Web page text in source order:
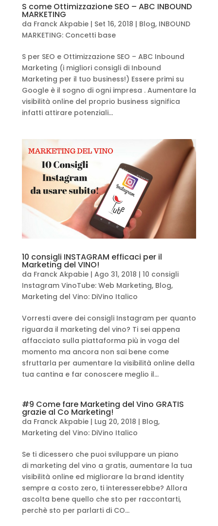
S come Ottimizzazione SEO – ABC INBOUND
MARKETING
da Franck Akpabie| Set 16, 2018 | Blog, INBOUND
MARKETING: Concetti base
S per SEO e Ottimizzazione SEO – ABC Inbound
Marketing (i migliori consigli di Inbound
Marketing per il tuo business!) Essere primi su
Google è il sogno di ogni impresa . Aumentare la
visibilità online del proprio business significa
infatti attirare potenziali...
10 consigli INSTAGRAM efficaci per il
Marketing del VINO!
da Franck Akpabie| Ago 31, 2018 | 10 consigli
Instagram VinoTube: Web Marketing, Blog,
Marketing del Vino: DiVino Italico
Vorresti avere dei consigli Instagram per quanto
riguarda il marketing del vino? Ti sei appena
affacciato sulla piattaforma più in voga del
momento ma ancora non sai bene come
sfruttarla per aumentare la visibilità online della
tua cantina e far conoscere meglio il...
#9 Come fare Marketing del Vino GRATIS
grazie al Co Marketing!
da Franck Akpabie| Lug 20, 2018 | Blog,
Marketing del Vino: DiVino Italico
Se ti dicessero che puoi sviluppare un piano
di marketing del vino a gratis, aumentare la tua
visibilità online ed migliorare la brand identity
sempre a costo zero, ti interesserebbe? Allora
ascolta bene quello che sto per raccontarti,
perchè sto per parlarti di CO...